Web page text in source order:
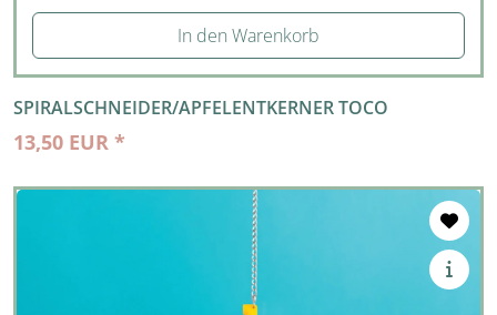
In den Warenkorb
SPIRALSCHNEIDER/APFELENTKERNER TOCO
13,50 EUR *